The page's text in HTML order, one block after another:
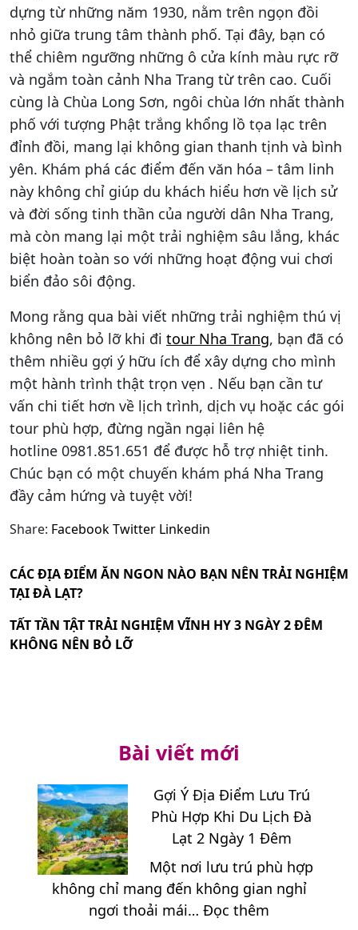
dựng từ những năm 1930, nằm trên ngọn đồi
nhỏ giữa trung tâm thành phố. Tại đây, bạn có
thể chiêm ngưỡng những ô cửa kính màu rực rỡ
và ngắm toàn cảnh Nha Trang từ trên cao. Cuối
cùng là Chùa Long Sơn, ngôi chùa lớn nhất thành
phố với tượng Phật trắng khổng lồ tọa lạc trên
đỉnh đồi, mang lại không gian thanh tịnh và bình
yên. Khám phá các điểm đến văn hóa – tâm linh
này không chỉ giúp du khách hiểu hơn về lịch sử
và đời sống tinh thần của người dân Nha Trang,
mà còn mang lại một trải nghiệm sâu lắng, khác
biệt hoàn toàn so với những hoạt động vui chơi
biển đảo sôi động.
Mong rằng qua bài viết những trải nghiệm thú vị
không nên bỏ lỡ khi đi tour Nha Trang, bạn đã có
thêm nhiều gợi ý hữu ích để xây dựng cho mình
một hành trình thật trọn vẹn . Nếu bạn cần tư
vấn chi tiết hơn về lịch trình, dịch vụ hoặc các gói
tour phù hợp, đừng ngần ngại liên hệ
hotline 0981.851.651 để được hỗ trợ nhiệt tinh.
Chúc bạn có một chuyến khám phá Nha Trang
đầy cảm hứng và tuyệt vời!
Share: FacebookTwitter Linkedin
CÁC ĐỊA ĐIỂM ĂN NGON NÀO BẠN NÊN TRẢI NGHIỆM
TẠI ĐÀ LẠT?
TẤT TẦN TẬT TRẢI NGHIỆM VĨNH HY 3 NGÀY 2 ĐÊM
KHÔNG NÊN BỎ LỠ
Bài viết mới
Gợi Ý Địa Điểm Lưu Trú
Phù Hợp Khi Du Lịch Đà
Lạt 2 Ngày 1 Đêm
Một nơi lưu trú phù hợp
không chỉ mang đến không gian nghỉ
ngơi thoải mái… Đọc thêm